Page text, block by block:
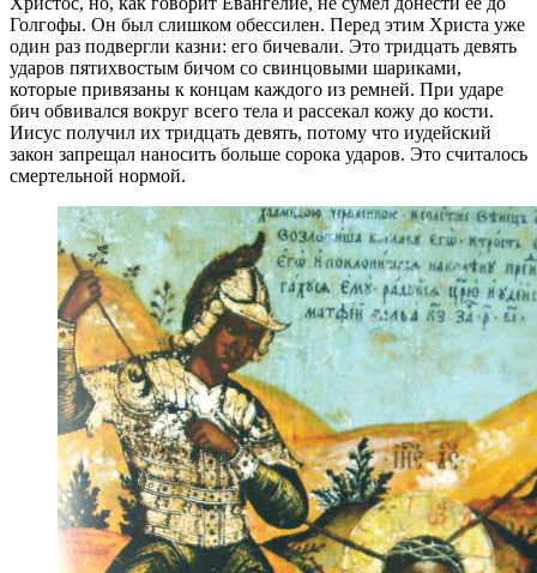
Голгофы. Он был слишком обессилен. Перед этим Христа уже
один раз подвергли казни: его бичевали. Это тридцать девять
ударов пятихвостым бичом со свинцовыми шариками,
которые привязаны к концам каждого из ремней. При ударе
бич обвивался вокруг всего тела и рассекал кожу до кости.
Иисус получил их тридцать девять, потому что иудейский
закон запрещал наносить больше сорока ударов. Это считалось
смертельной нормой.